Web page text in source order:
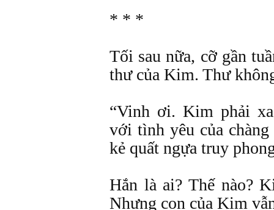
* * *
Tối sau nữa, cỡ gần
thư của Kim. Thư
“Vinh ơi. Kim phải
với tình yêu của
kẻ quất ngựa truy
Hắn là ai? Thế nào?
Nhưng con của Kim